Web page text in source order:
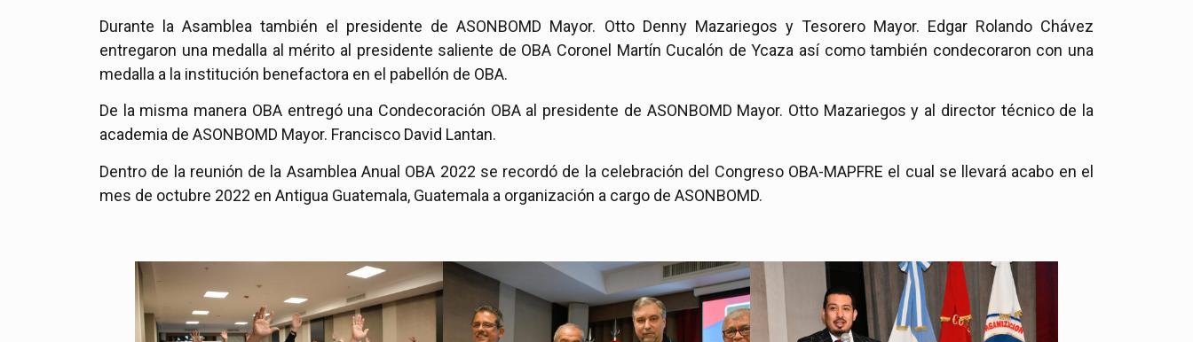
Durante la Asamblea también el presidente de ASONBOMD Mayor. Otto Denny Mazariegos y Tesorero Mayor. Edgar Rolando Chávez
entregaron una medalla al mérito al presidente saliente de OBA Coronel Martín Cucalón de Ycaza así como también condecoraron con una
medalla a la institución benefactora en el pabellón de OBA.
De la misma manera OBA entregó una Condecoración OBA al presidente de ASONBOMD Mayor. Otto Mazariegos y al director técnico de la
academia de ASONBOMD Mayor. Francisco David Lantan.
Dentro de la reunión de la Asamblea Anual OBA 2022 se recordó de la celebración del Congreso OBA-MAPFRE el cual se llevará acabo en el
mes de octubre 2022 en Antigua Guatemala, Guatemala a organización a cargo de ASONBOMD.